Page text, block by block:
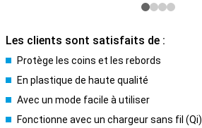
Les clients sont satisfaits de :
Protège les coins et les rebords
En plastique de haute qualité
Avec un mode facile à utiliser
Fonctionne avec un chargeur sans fil (Qi)